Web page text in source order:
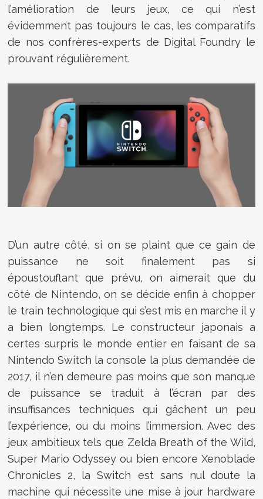
l’amélioration de leurs jeux, ce qui n’est
évidemment pas toujours le cas, les comparatifs
de nos confrères-experts de Digital Foundry le
prouvant régulièrement.
D’un autre côté, si on se plaint que ce gain de
puissance ne soit finalement pas si
époustouflant que prévu, on aimerait que du
côté de Nintendo, on se décide enfin à chopper
le train technologique qui s’est mis en marche il y
a bien longtemps. Le constructeur japonais a
certes surpris le monde entier en faisant de sa
Nintendo Switch la console la plus demandée de
2017, il n’en demeure pas moins que son manque
de puissance se traduit à l’écran par des
insuffisances techniques qui gâchent un peu
l’expérience, ou du moins l’immersion. Avec des
jeux ambitieux tels que Zelda Breath of the Wild,
Super Mario Odyssey ou bien encore Xenoblade
Chronicles 2, la Switch est sans nul doute la
machine qui nécessite une mise à jour hardware